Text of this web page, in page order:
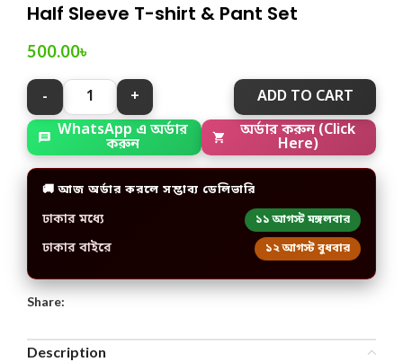
Half Sleeve T-shirt & Pant Set
500.00৳
ADD TO CART
WhatsApp এ অর্ডার
করুন
অর্ডার করুন (Click
Here)
🚚 আজ অর্ডার করলে সম্ভাব্য ডেলিভারি
ঢাকার মধ্যে ১১ আগস্ট মঙ্গলবার
ঢাকার বাইরে ১২ আগস্ট বুধবার
Share:
Description